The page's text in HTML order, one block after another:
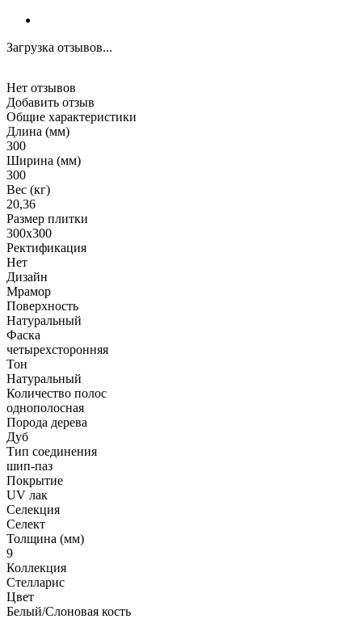
Загрузка отзывов...
Нет отзывов
Добавить отзыв
Общие характеристики
Длина (мм)
300
Ширина (мм)
300
Вес (кг)
20,36
Размер плитки
300x300
Ректификация
Нет
Дизайн
Мрамор
Поверхность
Натуральный
Фаска
четырехсторонняя
Тон
Натуральный
Количество полос
однополосная
Порода дерева
Дуб
Тип соединения
шип-паз
Покрытие
UV лак
Селекция
Селект
Толщина (мм)
9
Коллекция
Стелларис
Цвет
Белый/Слоновая кость